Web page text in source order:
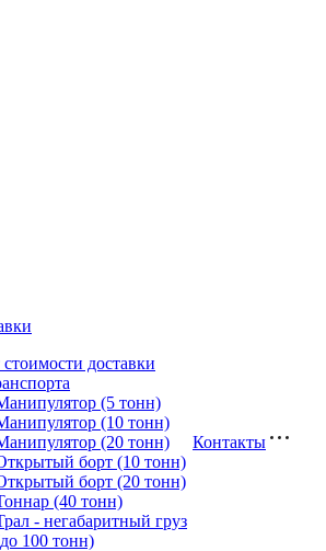
стоимости доставки
(5 тонн)
(10 тонн)
(20 тонн)
борт (10 тонн)
борт (20 тонн)
(40 тонн)
- негабаритный груз
100 тонн)
Контакты